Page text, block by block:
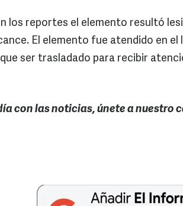
los reportes el elemento resultó
El elemento fue atendido en
ser trasladado para recibir
con las noticias, únete a nuestro